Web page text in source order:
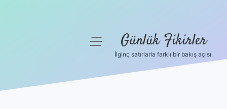
menüyü Günlük Fikirler
İlginç satırlarla farklı bir bakış açısı.